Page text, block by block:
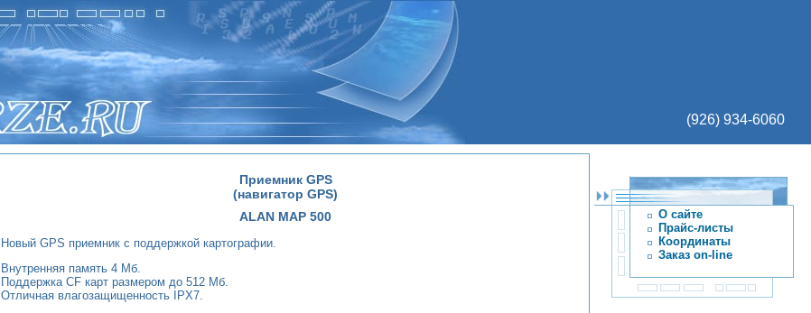
(926) 934-6060
Приемник GPS
(навигатор GPS)
ALAN MAP 500
Новый GPS приемник c поддержкой картографии.
Внутренняя память 4 Мб.
Поддержка CF карт размером до 512 Мб.
Отличная влагозащищенность IPX7.
О сайте
Прайс-листы
Координаты
Заказ on-line